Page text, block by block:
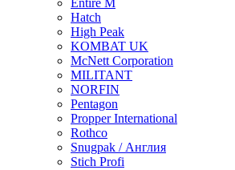
Entire M
Hatch
High Peak
KOMBAT UK
McNett Corporation
MILITANT
NORFIN
Pentagon
Propper International
Rothco
Snugpak / Англия
Stich Profi